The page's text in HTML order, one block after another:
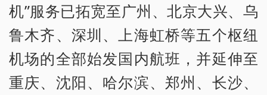
机”服务已拓宽至广州、北京大兴、乌
鲁木齐、深圳、上海虹桥等五个枢纽
机场的全部始发国内航班，并延伸至
重庆、沈阳、哈尔滨、郑州、长沙、